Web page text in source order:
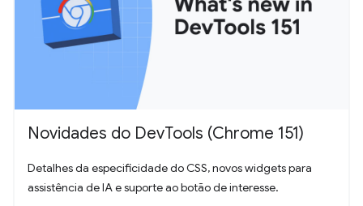
Novidades do DevTools (Chrome 151)
Detalhes da especificidade do CSS, novos widgets para
assistência de IA e suporte ao botão de interesse.